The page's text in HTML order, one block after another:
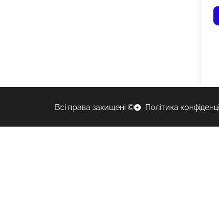
Всі права захищені © Політика